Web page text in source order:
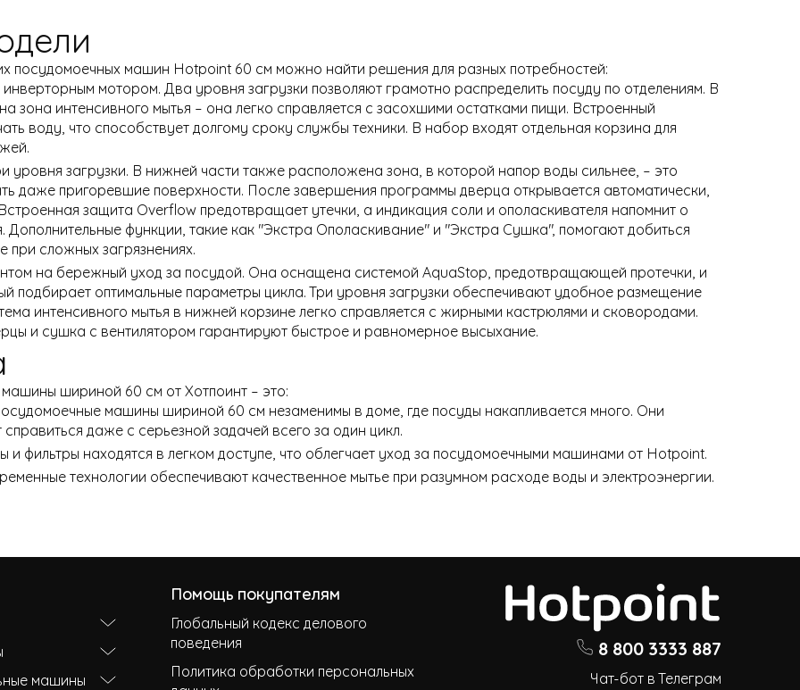
посудомоечных машин Hotpoint 60 см можно найти решения для разных потребностей:
мотором. Два уровня загрузки позволяют грамотно распределить посуду по отделениям. В
зона интенсивного мытья – она легко справляется с засохшими остатками пищи. Встроенный
воду, что способствует долгому сроку службы техники. В набор входят отдельная корзина для
уровня загрузки. В нижней части также расположена зона, в которой напор воды сильнее, – это
даже пригоревшие поверхности. После завершения программы дверца открывается автоматически,
защита Overflow предотвращает утечки, а индикация соли и ополаскивателя напомнит о
Дополнительные функции, такие как "Экстра Ополаскивание" и "Экстра Сушка", помогают добиться
при сложных загрязнениях.
на бережный уход за посудой. Она оснащена системой AquaStop, предотвращающей протечки, и
подбирает оптимальные параметры цикла. Три уровня загрузки обеспечивают удобное размещение
интенсивного мытья в нижней корзине легко справляется с жирными кастрюлями и сковородами.
и сушка с вентилятором гарантируют быстрое и равномерное высыхание.
шириной 60 см от Хотпоинт – это:
машины шириной 60 см незаменимы в доме, где посуды накапливается много. Они
даже с серьезной задачей всего за один цикл.
и фильтры находятся в легком доступе, что облегчает уход за посудомоечными машинами от Hotpoint.
технологии обеспечивают качественное мытье при разумном расходе воды и электроэнергии.
машины
Помощь покупателям
Глобальный кодекс делового
поведения
Политика обработки персональных
8 800 3333 887
Чат-бот в Телеграм